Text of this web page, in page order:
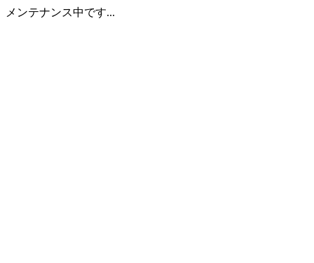
メンテナンス中です...